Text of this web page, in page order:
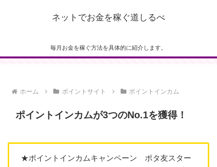
ネットでお金を稼ぐ道しるべ
毎月お金を稼ぐ方法を具体的に紹介します。
ホーム ポイントサイト ポイントインカム
ポイントインカムが3つのNo.1を獲得！
★ポイントインカムキャンペーン ポタ友スター